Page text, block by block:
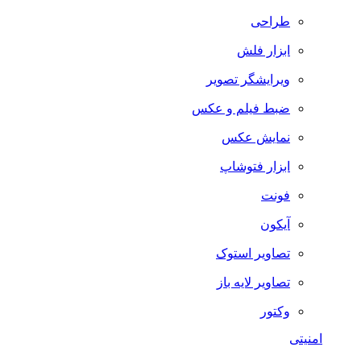
طراحی
ابزار فلش
ویرایشگر تصویر
ضبط فيلم و عكس
نمایش عکس
ابزار فتوشاپ
فونت
آیکون
تصاویر استوک
تصاویر لایه باز
وکتور